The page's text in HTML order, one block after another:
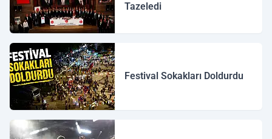
Tazeledi
Festival Sokakları Doldurdu